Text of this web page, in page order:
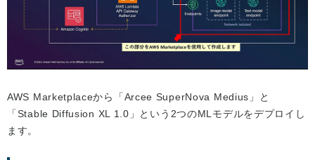
AWS Marketplaceから「Arcee SuperNova Medius」と
「Stable Diffusion XL 1.0」という2つのMLモデルをデプロイし
ます。